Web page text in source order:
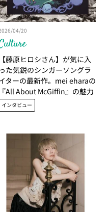
04/20
【藤原ヒロシさん】が気に入
った気鋭のシンガーソングラ
ターの最新作。mei eharaの
『All About McGiffin』の魅力
インタビュー